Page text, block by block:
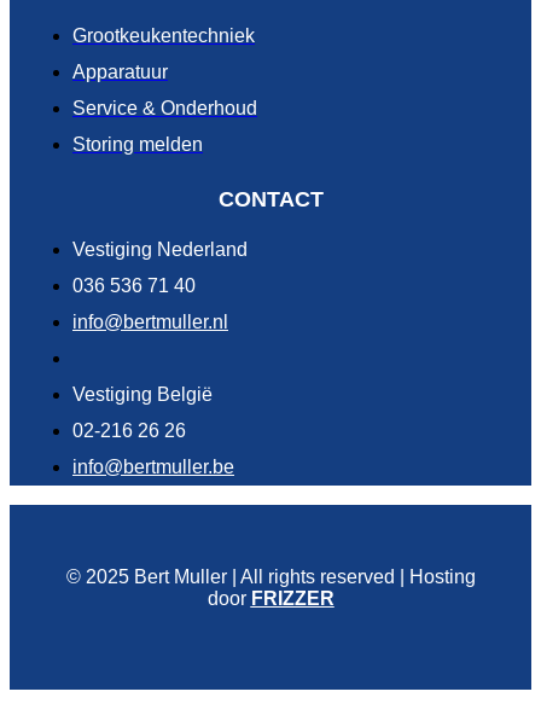
Grootkeukentechniek
Apparatuur
Service & Onderhoud
Storing melden
CONTACT
Vestiging Nederland
036 536 71 40
info@bertmuller.nl
Vestiging België
02-216 26 26
info@bertmuller.be
© 2025 Bert Muller | All rights reserved | Hosting
door FRIZZER